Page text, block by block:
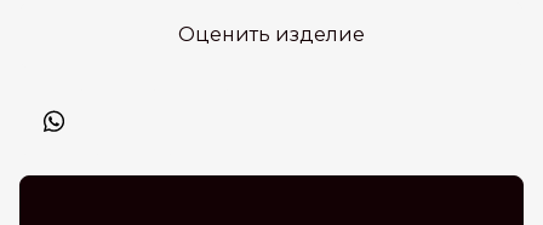
Оценить изделие